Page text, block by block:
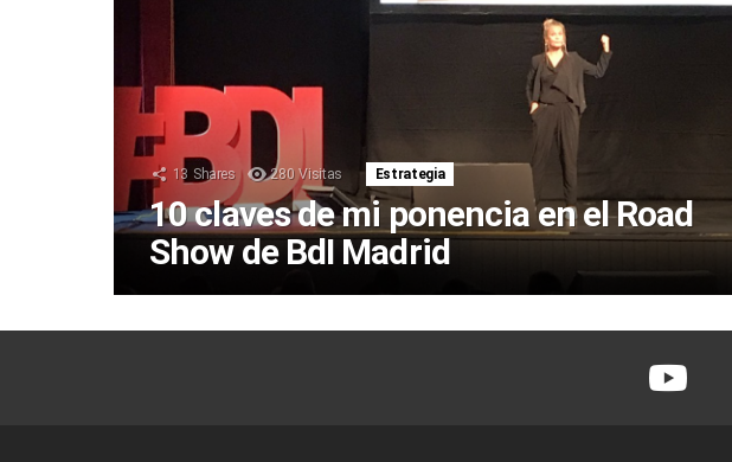
13 Shares 280 Visitas Estrategia
10 claves de mi ponencia en el Road
Show de BdI Madrid
Youtube